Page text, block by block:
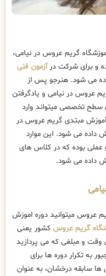
گریم عروس در نیامی،
و برای شرکت درآزمون فنی
می شود. هنرجو پس از
عروس در نیامی و یادگرفتن
تخصصی میتواند وارد
آموزش مبتدی گریم عروس در
داده می شود. این موارد
عملی بوده که در کلاس های
داده می شود.
عروس میتوانید دوره اموزش
گریم عروس کشور یعنی
وقت و مبلغی که می پردازید
به تکرار دوره ها برای
ها سابقه درخشان، به عنوان